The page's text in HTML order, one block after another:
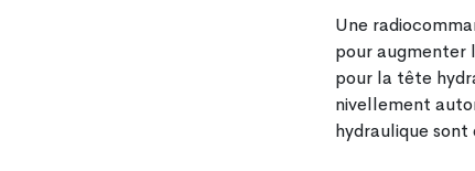
Une
pour augmenter
pour la tête
nivellement
hydraulique sont